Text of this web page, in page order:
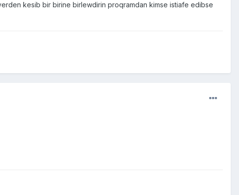
kesib bir birine birlewdirin proqramdan kimse istiafe edibse